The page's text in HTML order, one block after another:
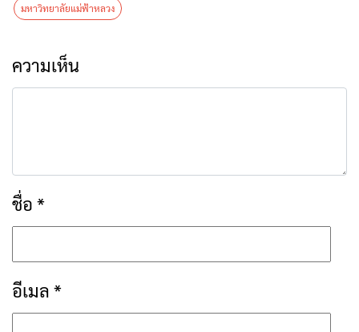
มหาวิทยาลัยแม่ฟ้าหลวง
ความเห็น
ชื่อ *
อีเมล *